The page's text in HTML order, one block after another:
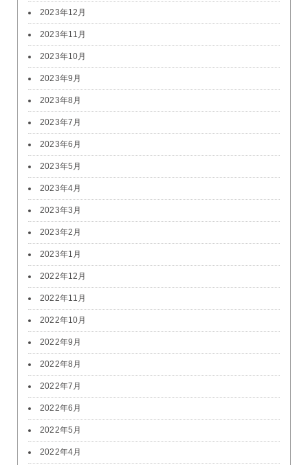
2023年12月
2023年11月
2023年10月
2023年9月
2023年8月
2023年7月
2023年6月
2023年5月
2023年4月
2023年3月
2023年2月
2023年1月
2022年12月
2022年11月
2022年10月
2022年9月
2022年8月
2022年7月
2022年6月
2022年5月
2022年4月